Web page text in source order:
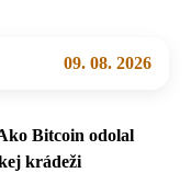
09. 08. 2026
Bitcoin odolal
krádeži